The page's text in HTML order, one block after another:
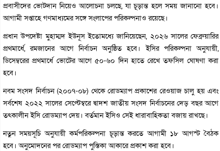
প্রবাসীদের ভোটদান নিয়েও আলোচনা চলছে, যা চূড়ান্ত হলে সময় জানানো হবে।
আগামী সপ্তাহে গণমাধ্যমের সঙ্গে সংলাপের পরিকল্পনাও রয়েছে।
প্রধান উপদেষ্টা মুহাম্মদ ইউনূস ইতোমধ্যে জানিয়েছেন, ২০২৬ সালের ফেব্রুয়ারির
প্রথমার্ধে, রমজানের আগে নির্বাচন অনুষ্ঠিত হবে। ইসির পরিকল্পনা অনুযায়ী,
ডিসেম্বরের প্রথমার্ধে ভোটের আগে ৫০-৬০ দিন হাতে রেখে তফসিল ঘোষণা করা
হবে।
নবম সংসদ নির্বাচন (২০০৭-০৮) থেকে রোডম্যাপ প্রকাশের রেওয়াজ চালু হয় এবং
সর্বশেষ ২০২২ সালের সেপ্টেম্বরে দ্বাদশ জাতীয় সংসদ নির্বাচনের দেড় বছর আগে
তৎকালীন ইসি রোডম্যাপ দেয়। বর্তমান ইসিও সেই ধারাবাহিকতা বজায় রাখছে।
নতুন সময়সূচি অনুযায়ী কর্মপরিকল্পনা চূড়ান্ত করতে আগামী ১৮ আগস্ট বৈঠক
হবে। অনুমোদনের পর রোডম্যাপ পুস্তিকা আকারে প্রকাশ করা হবে।